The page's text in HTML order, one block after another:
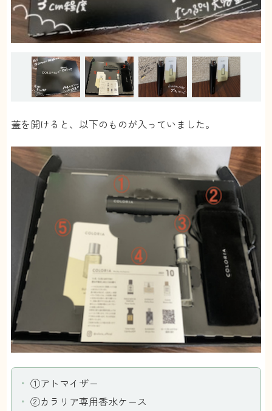
蓋を開けると、以下のものが入っていました。
①アトマイザー
②カラリア専用香水ケース